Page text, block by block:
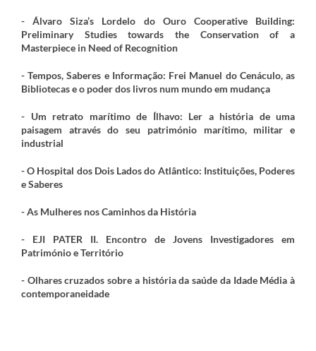
- Álvaro Siza’s Lordelo do Ouro Cooperative Building:
Preliminary Studies towards the Conservation of a
Masterpiece in Need of Recognition
- Tempos, Saberes e Informação: Frei Manuel do Cenáculo, as
Bibliotecas e o poder dos livros num mundo em mudança
- Um retrato marítimo de Ílhavo: Ler a história de uma
paisagem através do seu património marítimo, militar e
industrial
- O Hospital dos Dois Lados do Atlântico: Instituições, Poderes
e Saberes
- As Mulheres nos Caminhos da História
- EJI PATER II. Encontro de Jovens Investigadores em
Património e Território
- Olhares cruzados sobre a história da saúde da Idade Média à
contemporaneidade